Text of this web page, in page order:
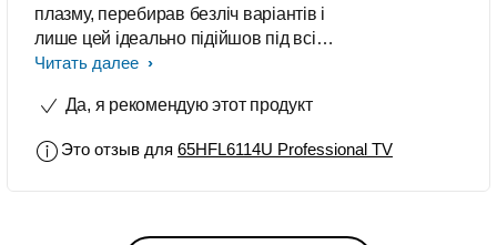
плазму, перебирав безліч варіантів і
лише цей ідеально підійшов під всі
параметри!!! Якісні зображення та
дизайн,інтелектуальне підключення,
мені було потрібно!
Читать далее
Да, я рекомендую этот продукт
Это отзыв для 65HFL6114U Professional TV